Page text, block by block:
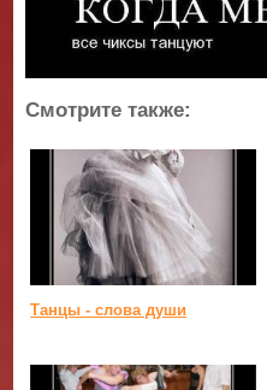
Смотрите также:
Танцы - слова души